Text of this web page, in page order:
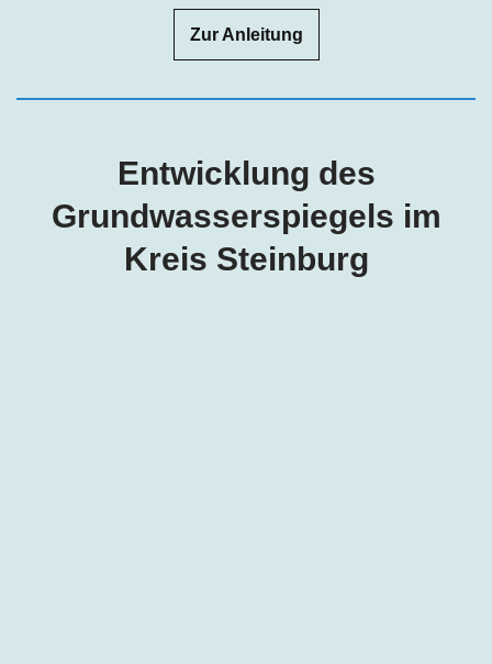
Zur Anleitung
Entwicklung des
Grundwasserspiegels im
Kreis Steinburg